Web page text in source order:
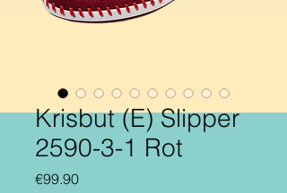
Krisbut (E) Slipper
2590-3-1 Rot
€99.90Price